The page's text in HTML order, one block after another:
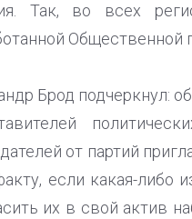
Так, во всех
Брод подчеркнул:
от партий
если какая-либо
их в свой актив